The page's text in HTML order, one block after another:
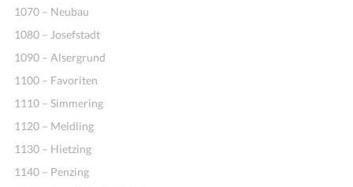
1070 – Neubau
1080 – Josefstadt
1090 – Alsergrund
1100 – Favoriten
1110 – Simmering
1120 – Meidling
1130 – Hietzing
1140 – Penzing